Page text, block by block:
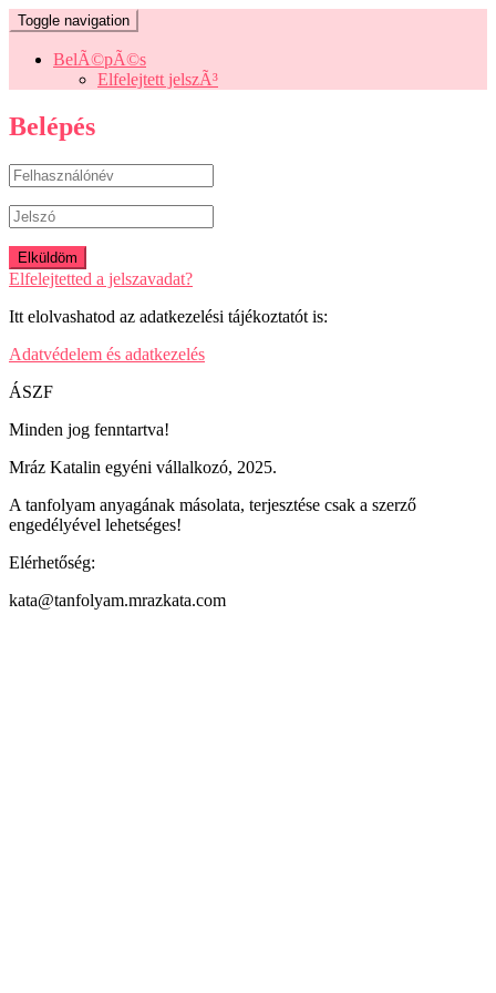
Toggle navigation
BelÃ©pÃ©s
Elfelejtett jelszÃ³
Belépés
Elfelejtetted a jelszavadat?
Itt elolvashatod az adatkezelési tájékoztatót is:
Adatvédelem és adatkezelés
ÁSZF
Minden jog fenntartva!
Mráz Katalin egyéni vállalkozó, 2025.
A tanfolyam anyagának másolata, terjesztése csak a szerző
engedélyével lehetséges!
Elérhetőség:
kata@tanfolyam.mrazkata.com